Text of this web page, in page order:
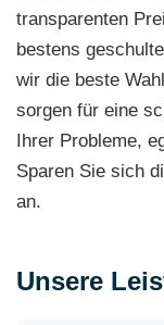
transparenten
bestens
wir die beste
sorgen für eine
Ihrer Probleme,
Sparen Sie sich
an.
Unsere